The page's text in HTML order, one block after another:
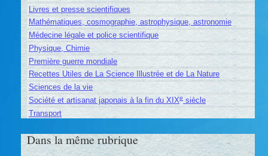
Livres et presse scientifiques
Mathématiques, cosmographie, astrophysique, astronomie
Médecine légale et police scientifique
Physique, Chimie
Première guerre mondiale
Recettes Utiles de La Science Illustrée et de La Nature
Sciences de la vie
Société et artisanat japonais à la fin du XIXesiècle
Transport
Dans la même rubrique